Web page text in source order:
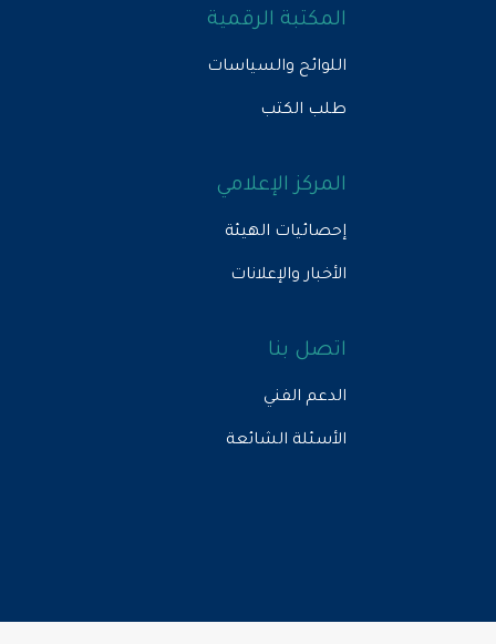
المكتبة الرقمية
اللوائح والسياسات
طلب الكتب
المركز الإعلامي
إحصائيات الهيئة
الأخبار والإعلانات
اتصل بنا
الدعم الفني
الأسئلة الشائعة